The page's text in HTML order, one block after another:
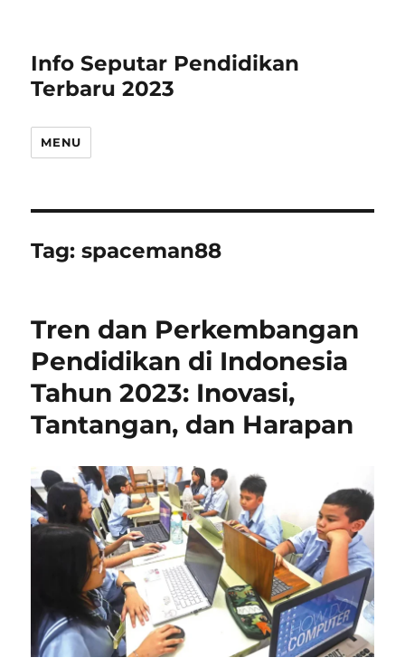
Info Seputar Pendidikan
Terbaru 2023
MENU
Tag:spaceman88
Tren dan Perkembangan
Pendidikan di Indonesia
Tahun 2023: Inovasi,
Tantangan, dan Harapan